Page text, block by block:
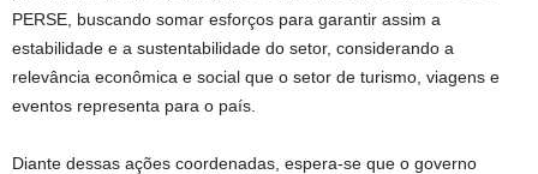
PERSE, buscando somar esforços para garantir assim a
estabilidade e a sustentabilidade do setor, considerando a
relevância econômica e social que o setor de turismo, viagens e
eventos representa para o país.
Diante dessas ações coordenadas, espera-se que o governo